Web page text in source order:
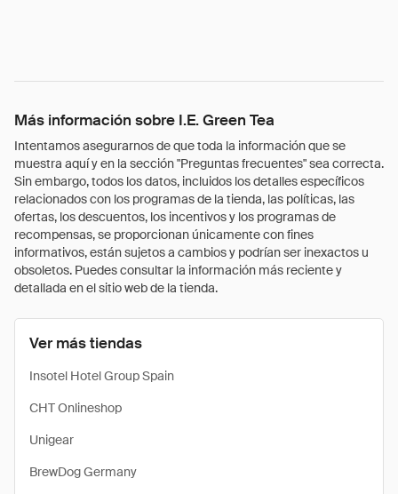
Más información sobre I.E. Green Tea
Intentamos asegurarnos de que toda la información que se
muestra aquí y en la sección "Preguntas frecuentes" sea correcta.
Sin embargo, todos los datos, incluidos los detalles específicos
relacionados con los programas de la tienda, las políticas, las
ofertas, los descuentos, los incentivos y los programas de
recompensas, se proporcionan únicamente con fines
informativos, están sujetos a cambios y podrían ser inexactos u
obsoletos. Puedes consultar la información más reciente y
detallada en el sitio web de la tienda.
Ver más tiendas
Insotel Hotel Group Spain
CHT Onlineshop
Unigear
BrewDog Germany